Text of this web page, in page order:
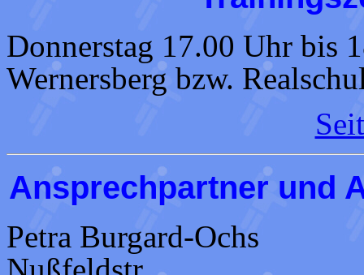
Donnerstag 17.00 Uhr bis
Wernersberg bzw.
Ansprechpartner und
Petra Burgard-Ochs